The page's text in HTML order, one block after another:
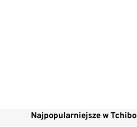
Najpopularniejsze w Tchibo